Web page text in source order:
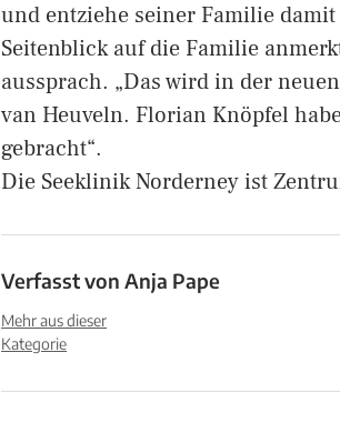
und entziehe seiner Familie
Seitenblick auf die Familie
aussprach. „Das wird in der
van Heuveln. Florian Knöpfel
gebracht“.
Die Seeklinik Norderney ist
Verfasst von Anja Pape
Mehr aus dieser
Kategorie